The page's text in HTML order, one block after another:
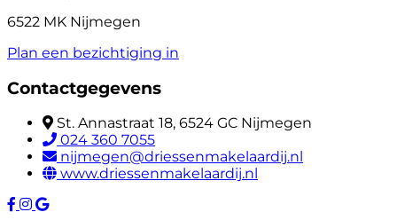
6522 MK Nijmegen
Plan een bezichtiging in
Contactgegevens
St. Annastraat 18, 6524 GC Nijmegen
024 360 7055
nijmegen@driessenmakelaardij.nl
www.driessenmakelaardij.nl